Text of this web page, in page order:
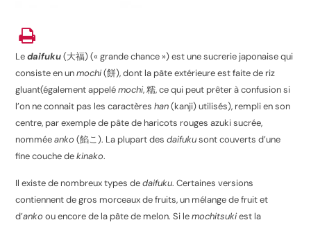
Ledaifuku(大福) (« grande chance ») est une sucrerie japonaise qui
consiste en unmochi(餅), dont la pâte extérieure est faite de riz
gluant(également appelémochi,糯, ce qui peut prêter à confusion si
l’on ne connait pas les caractèreshan(kanji) utilisés), rempli en son
centre, par exemple de pâte de haricots rouges azuki sucrée,
nomméeanko (餡こ). La plupart desdaifukusont couverts d’une
fine couche dekinako.
Il existe de nombreux types dedaifuku. Certaines versions
contiennent de gros morceaux de fruits, un mélange de fruit et
d’anko ou encore de la pâte de melon. Si lemochitsukiest la